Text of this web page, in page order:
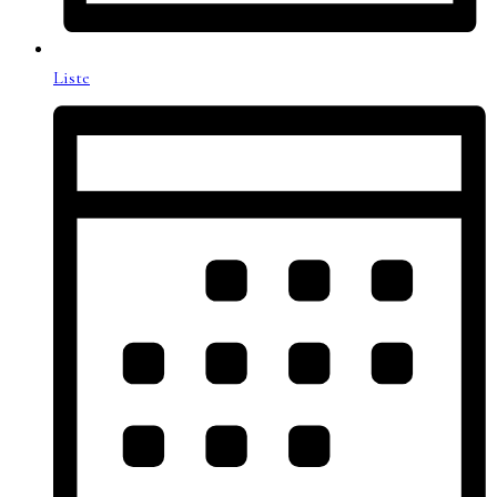
Liste